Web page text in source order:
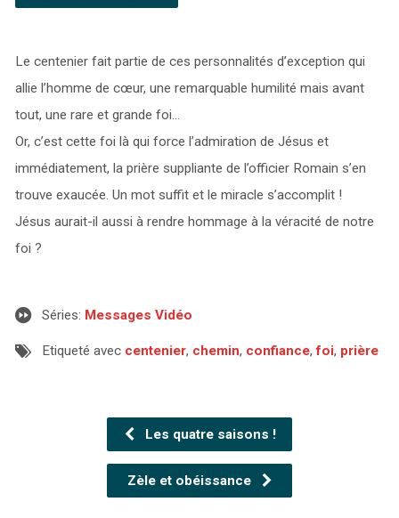
Le centenier fait partie de ces personnalités d’exception qui
allie l’homme de cœur, une remarquable humilité mais avant
tout, une rare et grande foi…
Or, c’est cette foi là qui force l’admiration de Jésus et
immédiatement, la prière suppliante de l’officier Romain s’en
trouve exaucée. Un mot suffit et le miracle s’accomplit !
Jésus aurait-il aussi à rendre hommage à la véracité de notre
foi ?
Séries: Messages Vidéo
Etiqueté avec centenier, chemin, confiance,foi, prière
Les quatre saisons !
Zèle et obéissance